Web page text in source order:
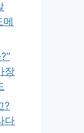
메
장
?
다